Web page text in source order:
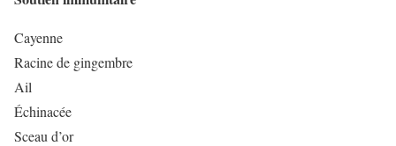
Cayenne
Racine de gingembre
Ail
Échinacée
Sceau d’or